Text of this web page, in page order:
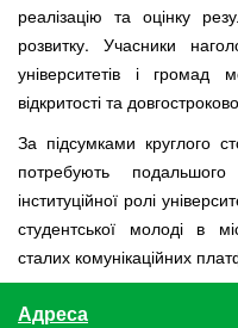
реалізацію та оцінку
розвитку. Учасники
університетів і
відкритості та
За підсумками круглого
потребують
інституційної ролі
студентської молоді в
сталих комунікаційних
Адреса